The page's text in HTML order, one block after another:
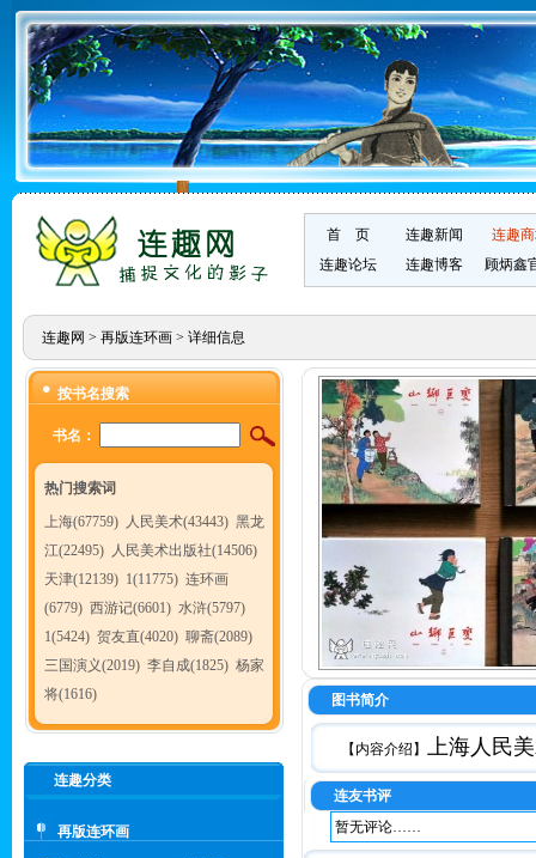
首 页 连趣新闻
连趣
连趣论坛
连趣博客 顾炳鑫
连趣网 > 再版连环画> 详细信息
按书名搜索
书名：
热门搜索词
上海(67759) 人民美术(43443) 黑龙
江(22495) 人民美术出版社(14506)
天津(12139) 1(11775) 连环画
(6779) 西游记(6601) 水浒(5797)
1(5424) 贺友直(4020) 聊斋(2089)
三国演义(2019) 李自成(1825) 杨家
将(1616)
连趣分类
再版连环画
图书简介
【内容介绍】 上海人民
连友书评
暂无评论……